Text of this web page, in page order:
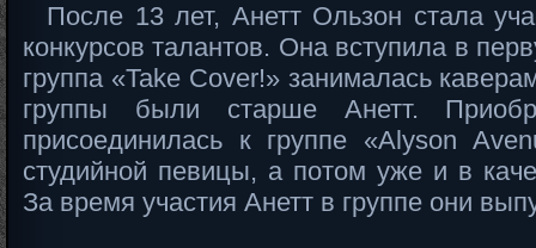
После 13 лет, Анетт Ользон стала
конкурсов талантов. Она вступила в
группа «Take Cover!» занималась
группы были старше Анетт.
присоединилась к группе «Alyson
студийной певицы, а потом уже и в
За время участия Анетт в группе они